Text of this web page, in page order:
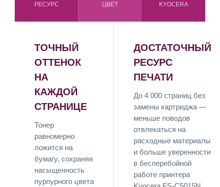
РЕСУРС
ЦВЕТ
KYOCERA
ТОЧНЫЙ
ОТТЕНОК
НА
КАЖДОЙ
СТРАНИЦЕ
Тонер
равномерно
ложится на
бумагу, сохраняя
насыщенность
пурпурного цвета
ДОСТАТОЧНЫЙ
РЕСУРС
ПЕЧАТИ
До 4 000 страниц без
замены картриджа —
меньше поводов
отвлекаться на
расходные материалы
и больше уверенности
в бесперебойной
работе принтера